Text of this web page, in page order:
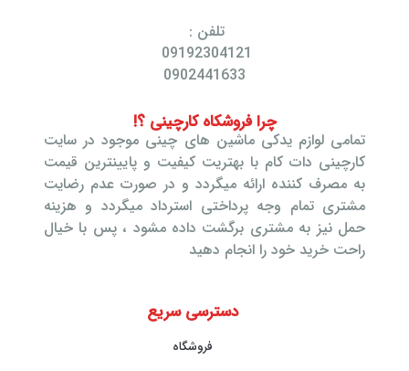
تلفن :
09192304121
0902441633
چرا فروشکاه کارچینی ؟!
تمامی لوازم یدکی ماشین های چینی موجود در سایت
کارچینی دات کام با بهتریت کیفیت و پایینترین قیمت
به مصرف کننده ارائه میگردد و در صورت عدم رضایت
مشتری تمام وجه پرداختی استرداد میگردد و هزینه
حمل نیز به مشتری برگشت داده مشود ، پس با خیال
راحت خرید خود را انجام دهید
دسترسی سریع
فروشگاه